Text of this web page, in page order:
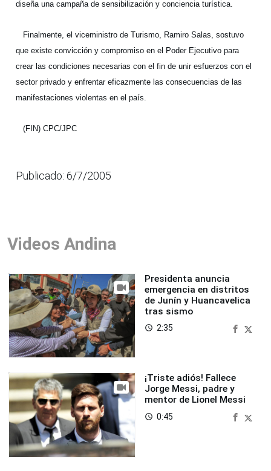
diseña una campaña de sensibilización y conciencia turística.
Finalmente, el viceministro de Turismo, Ramiro Salas, sostuvo
que existe convicción y compromiso en el Poder Ejecutivo para
crear las condiciones necesarias con el fin de unir esfuerzos con el
sector privado y enfrentar eficazmente las consecuencias de las
manifestaciones violentas en el país.
(FIN) CPC/JPC
Publicado: 6/7/2005
Videos Andina
Presidenta anuncia
emergencia en distritos
de Junín y Huancavelica
tras sismo
access_time 2:35
¡Triste adiós! Fallece
Jorge Messi, padre y
mentor de Lionel Messi
access_time 0:45